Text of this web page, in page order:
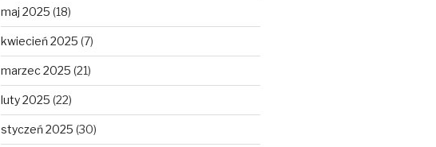
maj 2025 (18)
kwiecień 2025 (7)
marzec 2025 (21)
luty 2025 (22)
styczeń 2025 (30)